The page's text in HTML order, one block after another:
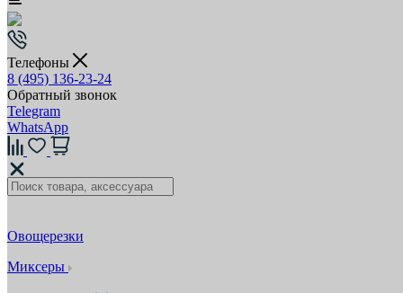
Телефоны
8 (495) 136-23-24
Обратный звонок
Telegram
WhatsApp
Овощерезки
Миксеры